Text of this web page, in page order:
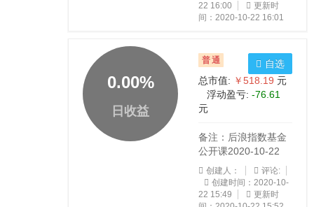
22 16:00
更新时
间：2020-10-22 16:01
0.00%
日收益
普通
总市值: ￥518.19 元
浮动盈亏: -76.61
元
备注：后浪指数基金
公开课2020-10-22
创建人：
评论:
创建时间：2020-10-
22 15:49
更新时
自选